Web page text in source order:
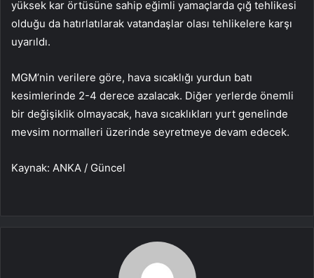
yüksek kar örtüsüne sahip eğimli yamaçlarda çığ tehlikesi
olduğu da hatırlatılarak vatandaşlar olası tehlikelere karşı
uyarıldı.
MGM’nin verilere göre, hava sıcaklığı yurdun batı
kesimlerinde 2-4 derece azalacak. Diğer yerlerde önemli
bir değişiklik olmayacak, hava sıcaklıkları yurt genelinde
mevsim normalleri üzerinde seyretmeye devam edecek.
Kaynak: ANKA / Güncel